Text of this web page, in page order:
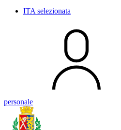
ITA selezionata
personale